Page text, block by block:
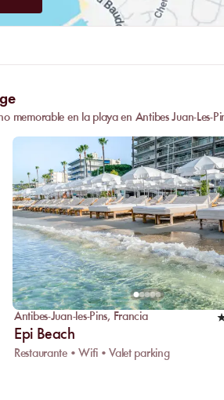
en la playa en Antibes Juan-Les-
Antibes-Juan-les-Pins, Francia
Epi Beach
Restaurante • Wifi • Valet parking